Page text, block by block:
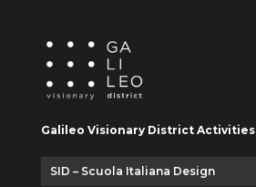
Galileo Visionary District Activities
SID – Scuola Italiana Design